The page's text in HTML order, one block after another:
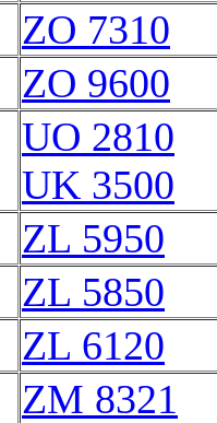
ZO 7310
ZO 9600
UO 2810
UK 3500
ZL 5950
ZL 5850
ZL 6120
ZM 8321